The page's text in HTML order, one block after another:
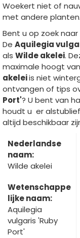
Woekert niet of
met andere planten.
Bent u op zoek naar
De Aquilegia
als Wilde akelei.
maximale hoogt
akeleiis niet
ontvangen of tips
Port'? U bent van
houdt u er
altijd beschikbaar
Nederlandse
naam:
Wilde akelei
Wetenschappe
lijke naam:
Aquilegia
vulgaris 'Ruby
Port'